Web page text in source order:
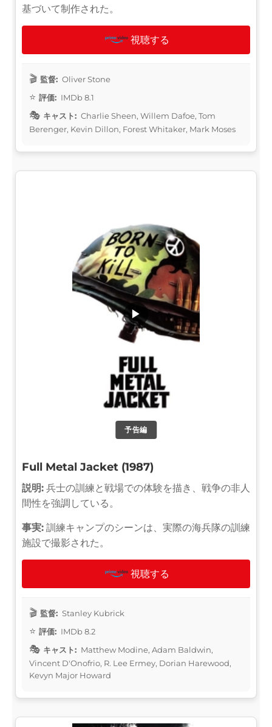
基づいて制作された。
視聴する
監督: Oliver Stone
評価: IMDb 8.1
キャスト: Charlie Sheen, Willem Dafoe, Tom
Berenger, Kevin Dillon, Forest Whitaker, Mark Moses
予告編
▶
Full Metal Jacket (1987)
説明: 兵士の訓練と戦場での体験を描き、戦争の非人
間性を強調している。
事実: 訓練キャンプのシーンは、実際の海兵隊の訓練
施設で撮影された。
視聴する
監督: Stanley Kubrick
評価: IMDb 8.2
キャスト: Matthew Modine, Adam Baldwin,
Vincent D'Onofrio, R. Lee Ermey, Dorian Harewood,
Kevyn Major Howard